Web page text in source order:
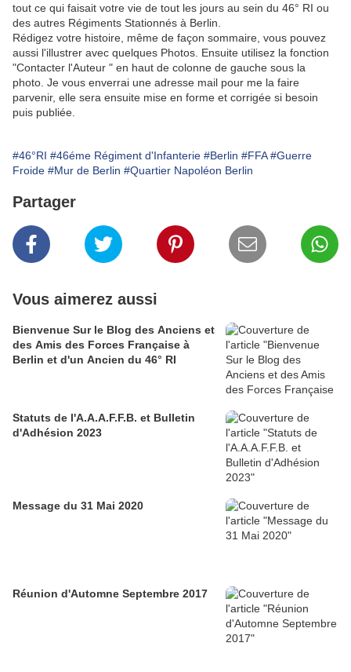
tout ce qui faisait votre vie de tout les jours au sein du 46° RI ou
des autres Régiments Stationnés à Berlin.
Rédigez votre histoire, même de façon sommaire, vous pouvez
aussi l'illustrer avec quelques Photos. Ensuite utilisez la fonction
"Contacter l'Auteur " en haut de colonne de gauche sous la
photo. Je vous enverrai une adresse mail pour me la faire
parvenir, elle sera ensuite mise en forme et corrigée si besoin
puis publiée.
#46°RI #46éme Régiment d'Infanterie #Berlin #FFA #Guerre
Froide #Mur de Berlin #Quartier Napoléon Berlin
Partager
Vous aimerez aussi
Bienvenue Sur le Blog des Anciens et
des Amis des Forces Française à
Berlin et d'un Ancien du 46° RI
Statuts de l'A.A.A.F.F.B. et Bulletin
d'Adhésion 2023
Message du 31 Mai 2020
Réunion d'Automne Septembre 2017